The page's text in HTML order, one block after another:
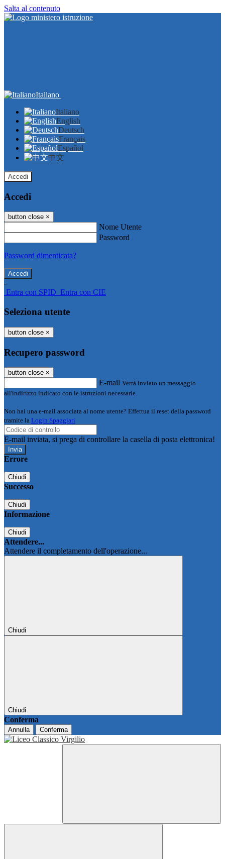
Salta al contenuto
Italiano
Italiano
English
Deutsch
Français
Español
中文
Accedi
Accedi
button close ×
Nome Utente
Password
Password dimenticata?
-
Entra con SPID Entra con CIE
Seleziona utente
button close ×
Recupero password
button close ×
E-mail Verrà inviato un messaggio
all'indirizzo indicato con le istruzioni necessarie.
Non hai una e-mail associata al nome utente? Effettua il reset della password
tramite la Login Spaggiari
E-mail inviata, si prega di controllare la casella di posta elettronica!
Errore
Chiudi
Successo
Chiudi
Informazione
Chiudi
Attendere...
Attendere il completamento dell'operazione...
Chiudi
Chiudi
Conferma
Annulla Conferma